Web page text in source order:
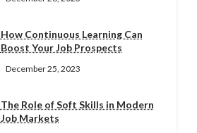
How Continuous Learning Can
Boost Your Job Prospects
December 25, 2023
The Role of Soft Skills in Modern
Job Markets